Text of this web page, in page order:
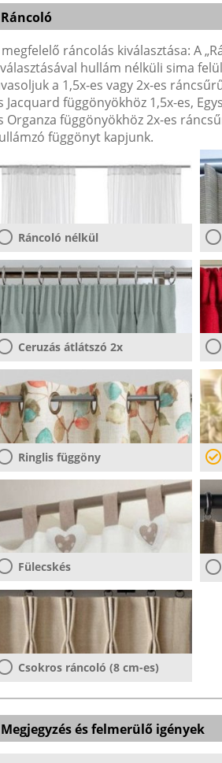
ráncolás kiválasztása: A
hullám nélküli sima
a 1,5x-es vagy 2x-es
Jacquard függönyökhöz 1,5x-es,
Organza függönyökhöz 2x-es
függönyt kapjunk.
Ráncoló nélkül
Ceruzás átlátszó 2x
Ringlis függöny
Fülecskés
Csokros ráncoló (8 cm-es)
és felmerülő igények